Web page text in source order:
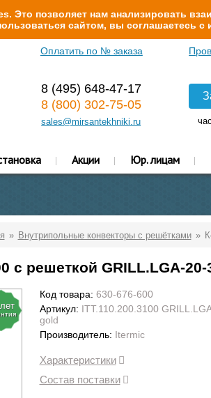
Это позволяет нам анализировать
сайтом, вы соглашаетесь
Оплатить по № заказа
8 (495) 648-47-17
8 (800) 302-75-05
sales@mirsantekhniki.ru
Акции Юр. лицам
Внутрипольные конвекторы с решётками
с решеткой GRILL.LGA-
Код товара: 630-676-600
Артикул: ITT.110.200.3100
gold
Производитель: Itermic
Характеристики
Состав поставки